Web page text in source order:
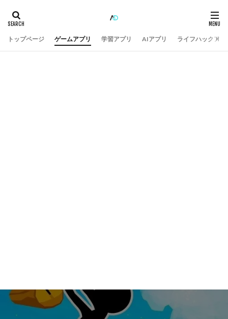
トップページ ゲームアプリ 学習アプリ AIアプリ ライフハックアプ